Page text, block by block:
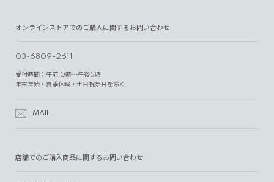
オンラインストアでのご購入に関するお問い合わせ
03-6809-2611
受付時間：午前10時～午後5時
年末年始・夏季休暇・土日祝祭日を除く
MAIL
店舗でのご購入商品に関するお問い合わせ